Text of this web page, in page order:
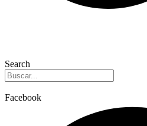
Search
Facebook